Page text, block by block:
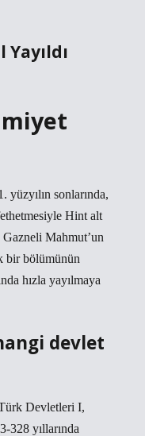
sonlarında,
Hint alt
Gazneli Mahmut’un
bir bölümünün
hızla yayılmaya
devlet
Devletleri I,
328 yıllarında